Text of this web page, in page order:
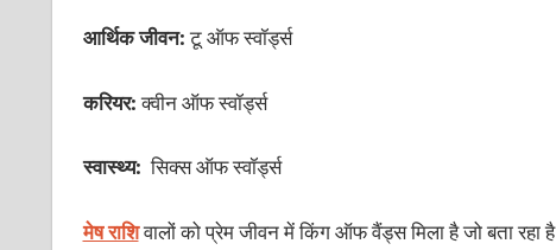
आर्थिक जीवन:टू ऑफ स्वॉर्ड्स
करियर:क्वीन ऑफ स्वॉर्ड्स
स्वास्थ्य:सिक्स ऑफ स्वॉर्ड्स
मेष राशिवालों को प्रेम जीवन में किंग ऑफ वैंड्स मिला है जो बता